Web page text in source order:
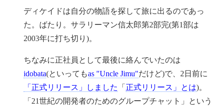
ディケイドは自分の物語を探して旅に出るのであっ
た。ばたり。サラリーマン信太郎第2部完(第1部は
2003年に打ち切り)。
ちなみに正社員として最後に絡んでいたのは
idobata(といってもas "Uncle Jimu"だけど)で、2日前に
「正式リリース」しました
「 正式リリース」とは)。
「21世紀の開発者のためのグループチャット」という